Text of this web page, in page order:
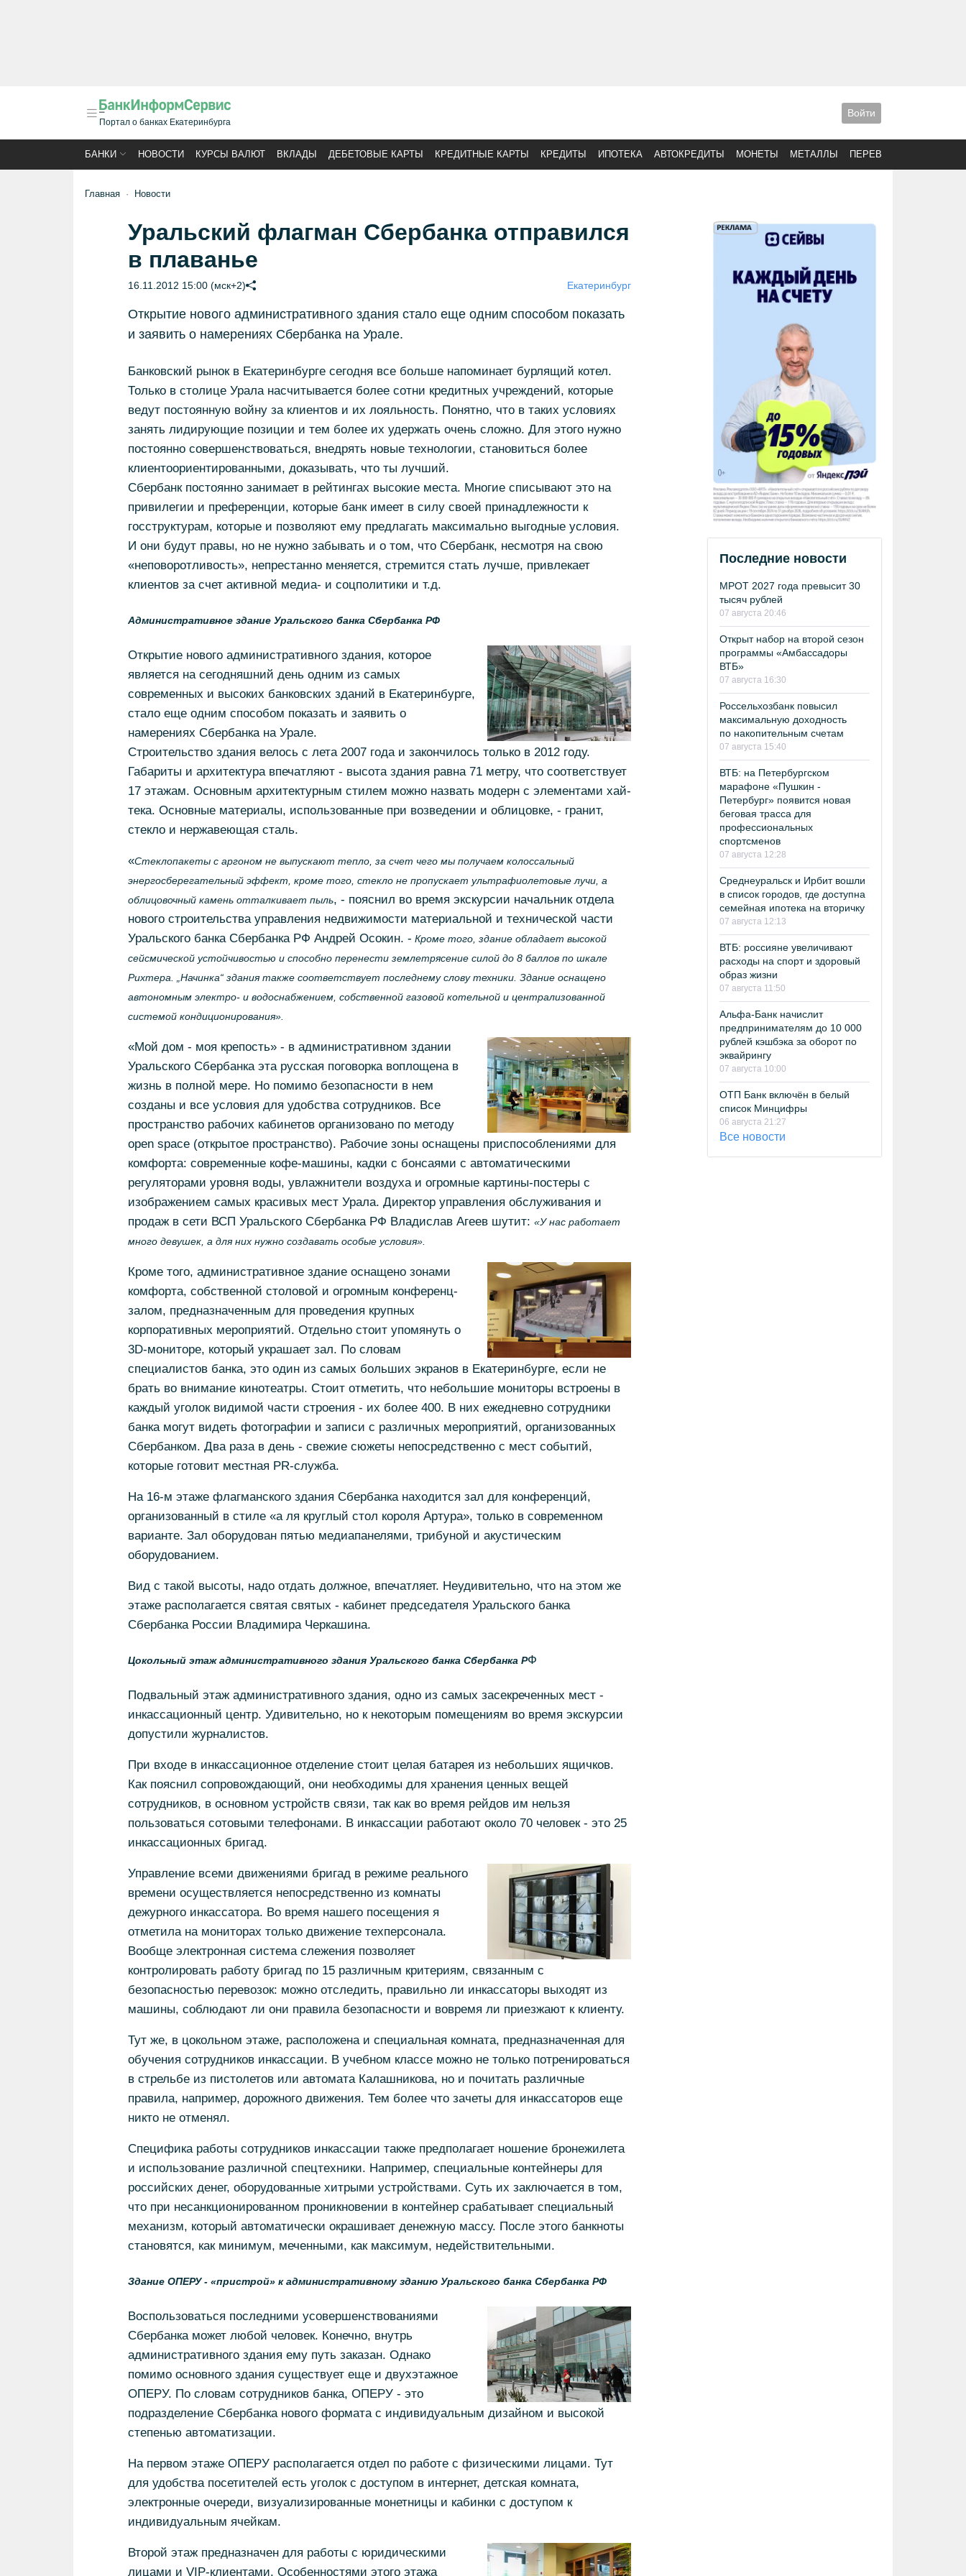
Портал о банках Екатеринбурга
Войти
БАНКИ НОВОСТИ КУРСЫ ВАЛЮТ ВКЛАДЫ ДЕБЕТОВЫЕ КАРТЫ КРЕДИТНЫЕ КАРТЫ КРЕДИТЫ ИПОТЕКА АВТОКРЕДИТЫ МОНЕТЫ МЕТАЛЛЫ ПЕРЕВОДЫ
Главная Новости
Уральский флагман Сбербанка отправился
в плаванье
16.11.2012 15:00 (мск+2) Екатеринбург
Открытие нового административного здания стало еще одним способом показать
и заявить о намерениях Сбербанка на Урале.
Банковский рынок в Екатеринбурге сегодня все больше напоминает бурлящий котел.
Только в столице Урала насчитывается более сотни кредитных учреждений, которые
ведут постоянную войну за клиентов и их лояльность. Понятно, что в таких условиях
занять лидирующие позиции и тем более их удержать очень сложно. Для этого нужно
постоянно совершенствоваться, внедрять новые технологии, становиться более
клиентоориентированными, доказывать, что ты лучший.
Сбербанк постоянно занимает в рейтингах высокие места. Многие списывают это на
привилегии и преференции, которые банк имеет в силу своей принадлежности к
госструктурам, которые и позволяют ему предлагать максимально выгодные условия.
И они будут правы, но не нужно забывать и о том, что Сбербанк, несмотря на свою
«неповоротливость», непрестанно меняется, стремится стать лучше, привлекает
клиентов за счет активной медиа- и соцполитики и т.д.
Административное здание Уральского банка Сбербанка РФ
Открытие нового административного здания, которое
является на сегодняшний день одним из самых
современных и высоких банковских зданий в Екатеринбурге,
стало еще одним способом показать и заявить о
намерениях Сбербанка на Урале.
Строительство здания велось с лета 2007 года и закончилось только в 2012 году.
Габариты и архитектура впечатляют - высота здания равна 71 метру, что соответствует
17 этажам. Основным архитектурным стилем можно назвать модерн с элементами хай-
тека. Основные материалы, использованные при возведении и облицовке, - гранит,
стекло и нержавеющая сталь.
«Стеклопакеты с аргоном не выпускают тепло, за счет чего мы получаем колоссальный
энергосберегательный эффект, кроме того, стекло не пропускает ультрафиолетовые лучи, а
облицовочный камень отталкивает пыль, - пояснил во время экскурсии начальник отдела
нового строительства управления недвижимости материальной и технической части
Уральского банка Сбербанка РФ Андрей Осокин. - Кроме того, здание обладает высокой
сейсмической устойчивостью и способно перенести землетрясение силой до 8 баллов по шкале
Рихтера. „Начинка“ здания также соответствует последнему слову техники. Здание оснащено
автономным электро- и водоснабжением, собственной газовой котельной и централизованной
системой кондиционирования».
«Мой дом - моя крепость» - в административном здании
Уральского Сбербанка эта русская поговорка воплощена в
жизнь в полной мере. Но помимо безопасности в нем
созданы и все условия для удобства сотрудников. Все
пространство рабочих кабинетов организовано по методу
open space (открытое пространство). Рабочие зоны оснащены приспособлениями для
комфорта: современные кофе-машины, кадки с бонсаями с автоматическими
регуляторами уровня воды, увлажнители воздуха и огромные картины-постеры с
изображением самых красивых мест Урала. Директор управления обслуживания и
продаж в сети ВСП Уральского Сбербанка РФ Владислав Агеев шутит: «У нас работает
много девушек, а для них нужно создавать особые условия».
Кроме того, административное здание оснащено зонами
комфорта, собственной столовой и огромным конференц-
залом, предназначенным для проведения крупных
корпоративных мероприятий. Отдельно стоит упомянуть о
3D-мониторе, который украшает зал. По словам
специалистов банка, это один из самых больших экранов в Екатеринбурге, если не
брать во внимание кинотеатры. Стоит отметить, что небольшие мониторы встроены в
каждый уголок видимой части строения - их более 400. В них ежедневно сотрудники
банка могут видеть фотографии и записи с различных мероприятий, организованных
Сбербанком. Два раза в день - свежие сюжеты непосредственно с мест событий,
которые готовит местная PR-служба.
На 16-м этаже флагманского здания Сбербанка находится зал для конференций,
организованный в стиле «а ля круглый стол короля Артура», только в современном
варианте. Зал оборудован пятью медиапанелями, трибуной и акустическим
оборудованием.
Вид с такой высоты, надо отдать должное, впечатляет. Неудивительно, что на этом же
этаже располагается святая святых - кабинет председателя Уральского банка
Сбербанка России Владимира Черкашина.
Цокольный этаж административного здания Уральского банка Сбербанка РФ
Подвальный этаж административного здания, одно из самых засекреченных мест -
инкассационный центр. Удивительно, но к некоторым помещениям во время экскурсии
допустили журналистов.
При входе в инкассационное отделение стоит целая батарея из небольших ящичков.
Как пояснил сопровождающий, они необходимы для хранения ценных вещей
сотрудников, в основном устройств связи, так как во время рейдов им нельзя
пользоваться сотовыми телефонами. В инкассации работают около 70 человек - это 25
инкассационных бригад.
Управление всеми движениями бригад в режиме реального
времени осуществляется непосредственно из комнаты
дежурного инкассатора. Во время нашего посещения я
отметила на мониторах только движение техперсонала.
Вообще электронная система слежения позволяет
контролировать работу бригад по 15 различным критериям, связанным с
безопасностью перевозок: можно отследить, правильно ли инкассаторы выходят из
машины, соблюдают ли они правила безопасности и вовремя ли приезжают к клиенту.
Тут же, в цокольном этаже, расположена и специальная комната, предназначенная для
обучения сотрудников инкассации. В учебном классе можно не только потренироваться
в стрельбе из пистолетов или автомата Калашникова, но и почитать различные
правила, например, дорожного движения. Тем более что зачеты для инкассаторов еще
никто не отменял.
Специфика работы сотрудников инкассации также предполагает ношение бронежилета
и использование различной спецтехники. Например, специальные контейнеры для
российских денег, оборудованные хитрыми устройствами. Суть их заключается в том,
что при несанкционированном проникновении в контейнер срабатывает специальный
механизм, который автоматически окрашивает денежную массу. После этого банкноты
становятся, как минимум, меченными, как максимум, недействительными.
Здание ОПЕРУ - «пристрой» к административному зданию Уральского банка Сбербанка РФ
Воспользоваться последними усовершенствованиями
Сбербанка может любой человек. Конечно, внутрь
административного здания ему путь заказан. Однако
помимо основного здания существует еще и двухэтажное
ОПЕРУ. По словам сотрудников банка, ОПЕРУ - это
подразделение Сбербанка нового формата с индивидуальным дизайном и высокой
степенью автоматизации.
На первом этаже ОПЕРУ располагается отдел по работе с физическими лицами. Тут
для удобства посетителей есть уголок с доступом в интернет, детская комната,
электронные очереди, визуализированные монетницы и кабинки с доступом к
индивидуальным ячейкам.
Второй этаж предназначен для работы с юридическими
лицами и VIP-клиентами. Особенностями этого этажа
Последние новости
МРОТ 2027 года превысит 30
тысяч рублей
07 августа 20:46
Открыт набор на второй сезон
программы «Амбассадоры
ВТБ»
07 августа 16:30
Россельхозбанк повысил
максимальную доходность
по накопительным счетам
07 августа 15:40
ВТБ: на Петербургском
марафоне «Пушкин -
Петербург» появится новая
беговая трасса для
профессиональных
спортсменов
07 августа 12:28
Среднеуральск и Ирбит вошли
в список городов, где доступна
семейная ипотека на вторичку
07 августа 12:13
ВТБ: россияне увеличивают
расходы на спорт и здоровый
образ жизни
07 августа 11:50
Альфа-Банк начислит
предпринимателям до 10 000
рублей кэшбэка за оборот по
эквайрингу
07 августа 10:00
ОТП Банк включён в белый
список Минцифры
06 августа 21:27
Все новости